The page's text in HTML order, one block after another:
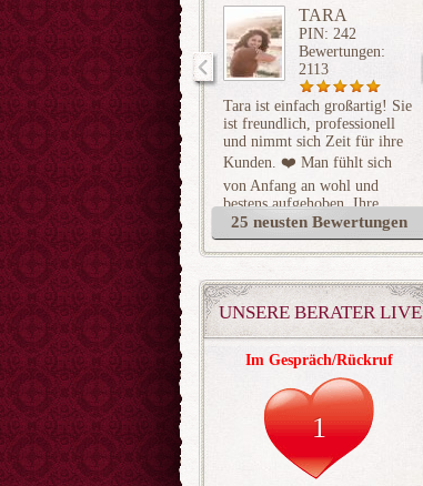
TARA
PIN: 242
Bewertungen:
2113
Tara ist einfach großartig! Sie
ist freundlich, professionell
und nimmt sich Zeit für ihre
Kunden. ❤️ Man fühlt sich
von Anfang an wohl und
bestens aufgehoben. Ihre
Arbeit ist von höchster
Qualität, und das Ergebnis hat
meine Erwartungen
definitiv wieder und kann
Tara uneingeschränkt
weiterempfehlen!
25 neusten Bewertungen
UNSERE BERATER LIVE
Im Gespräch/Rückruf
1